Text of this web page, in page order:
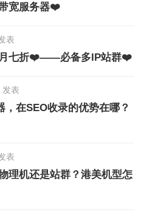
宽服务器❤️
表
月七折❤️——必备多IP站群❤️
表
，在SEO收录的优势在哪？
表
理机还是站群？港美机型怎